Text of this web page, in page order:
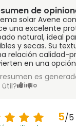
de
solar Avene
una excelente
natural, ideal
y secas. Su
relación calidad-
en una
es
útil? Sí No
5/5